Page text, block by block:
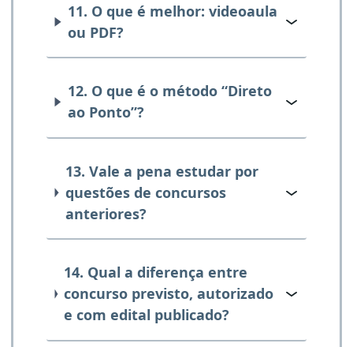
11. O que é melhor: videoaula
ou PDF?
12. O que é o método “Direto
ao Ponto”?
13. Vale a pena estudar por
questões de concursos
anteriores?
14. Qual a diferença entre
concurso previsto, autorizado
e com edital publicado?